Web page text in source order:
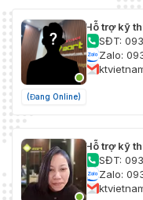
(Đang Online)
Hỗ trợ kỹ
SĐT:
Zalo:
Hỗ trợ kỹ
SĐT:
Zalo: